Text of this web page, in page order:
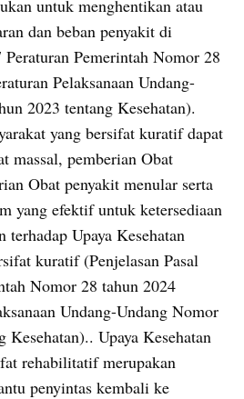
untuk menghentikan atau
dan beban penyakit di
Peraturan Pemerintah Nomor 28
Pelaksanaan Undang-
2023 tentang Kesehatan).
yang bersifat kuratif dapat
massal, pemberian Obat
Obat penyakit menular serta
yang efektif untuk ketersediaan
terhadap Upaya Kesehatan
kuratif (Penjelasan Pasal
Nomor 28 tahun 2024
Undang-Undang Nomor
Kesehatan).. Upaya Kesehatan
rehabilitatif merupakan
penyintas kembali ke